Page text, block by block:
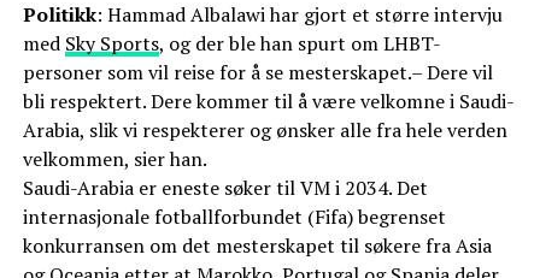
Politikk: Hammad Albalawi har gjort et større intervju
med Sky Sports, og der ble han spurt om LHBT-
personer som vil reise for å se mesterskapet.– Dere vil
bli respektert. Dere kommer til å være velkomne i Saudi-
Arabia, slik vi respekterer og ønsker alle fra hele verden
velkommen, sier han.
Saudi-Arabia er eneste søker til VM i 2034. Det
internasjonale fotballforbundet (Fifa) begrenset
konkurransen om det mesterskapet til søkere fra Asia